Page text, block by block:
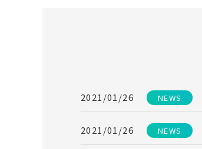
2021/01/26 NEWS
2021/01/26 NEWS